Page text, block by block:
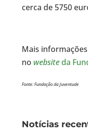
cerca de 5750
Mais
no websiteda
Fonte: Fundação da Juventude
Notícias